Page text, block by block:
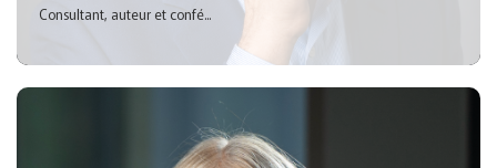
Consultant, auteur et confé...